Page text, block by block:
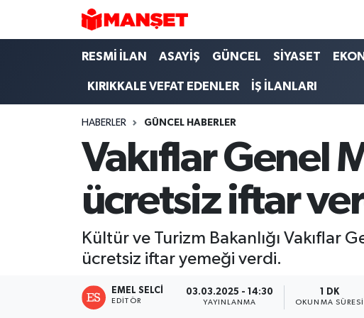
RESMİ İLAN ASAYİŞ GÜNCEL SİYASET
KIRIKKALE VEFAT EDENLER İŞ İLANLARI
HABERLER GÜNCEL HABERLER
Vakıflar Genel
ücretsiz iftar
Kültür ve Turizm Bakanlığı Vakıflar
ücretsiz iftar yemeği verdi.
EMEL SELCI
EDITÖR
03.03.2025 - 14:30
YAYINLANMA
1 DK
OKUNMA SÜRESI
Hava Durumu
Trafik Durumu
Süper Lig Puan Durumu ve Fikstür
Tüm Manşetler
Son Dakika Haberleri
Haber Arşivi